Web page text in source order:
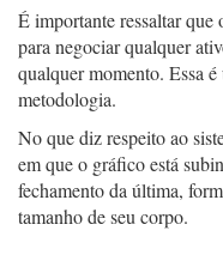
É importante ressaltar que
para negociar qualquer
qualquer momento. Essa
metodologia.
No que diz respeito ao
em que o gráfico está
fechamento da última,
tamanho de seu corpo.